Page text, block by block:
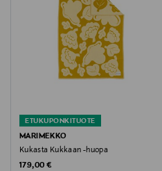
Avainsanat
tupsupipo, vauvan pipo,
Gugguu, ulkoilupipo,
ETUKUPONKITUOTE
MARIMEKKO
Kukasta Kukkaan -huopa
Original Price
179,00 €